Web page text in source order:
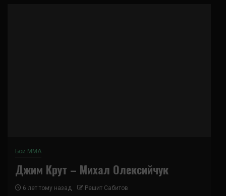
Бои ММА
Джим Крут – Михал Олексийчук
6 лет тому назад Решит Сабитов